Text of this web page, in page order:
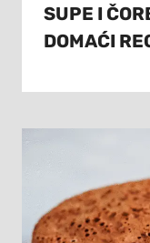
SUPE I
DOMAĆI